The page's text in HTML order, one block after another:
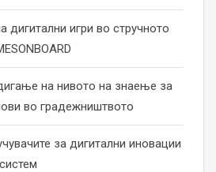
игри во стручното
на нивото на знаење за
во градежништвото
за дигитални иновации